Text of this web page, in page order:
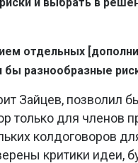
отдельных
разнообразные
Зайцев, позволил
только для членов
колдоговоров
критики идеи,